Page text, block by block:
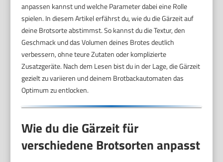
anpassen kannst und welche Parameter dabei eine Rolle
spielen. In diesem Artikel erfährst du, wie du die Gärzeit auf
deine Brotsorte abstimmst. So kannst du die Textur, den
Geschmack und das Volumen deines Brotes deutlich
verbessern, ohne teure Zutaten oder komplizierte
Zusatzgeräte. Nach dem Lesen bist du in der Lage, die Gärzeit
gezielt zu variieren und deinem Brotbackautomaten das
Optimum zu entlocken.
Wie du die Gärzeit für
verschiedene Brotsorten anpasst